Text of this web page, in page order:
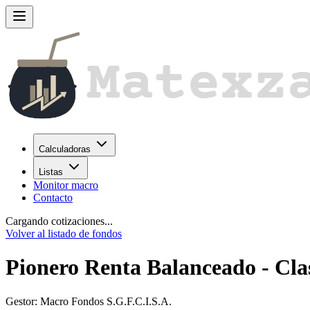
Calculadoras
Listas
Monitor macro
Contacto
Cargando cotizaciones...
Volver al listado de fondos
Pionero Renta Balanceado -
Gestor: Macro Fondos S.G.F.C.I.S.A.